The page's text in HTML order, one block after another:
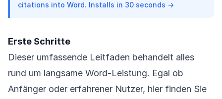
citations into Word. Installs in 30 seconds →
Erste Schritte
Dieser umfassende Leitfaden behandelt alles
rund um langsame Word-Leistung. Egal ob
Anfänger oder erfahrener Nutzer, hier finden Sie